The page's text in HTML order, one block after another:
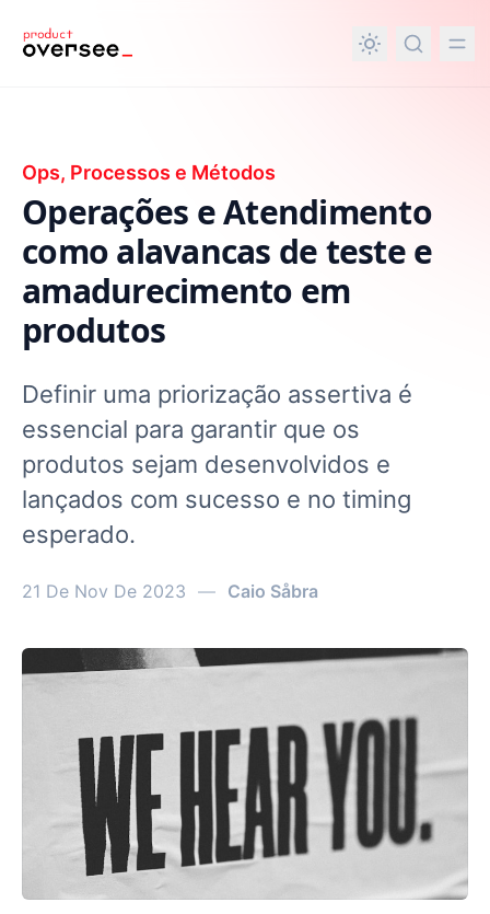
principal
Ops, Processos e Métodos
Operações e Atendimento
como alavancas de teste e
amadurecimento em
produtos
Definir uma priorização assertiva é
essencial para garantir que os
produtos sejam desenvolvidos e
lançados com sucesso e no timing
esperado.
21 De Nov De 2023 — Caio Såbra